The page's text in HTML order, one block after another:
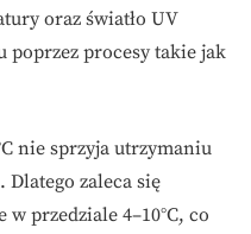
oraz światło UV
procesy takie jak
nie sprzyja utrzymaniu
zaleca się
przedziale 4–10°C, co